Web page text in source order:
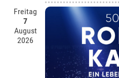
Freitag
7
August
2026